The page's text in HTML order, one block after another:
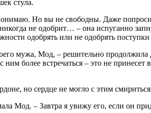
стула.
Но вы не свободны. Даже
не одобрит… – она испуганно
одобрять или не одобрять
мужа, Мод, – решительно продолжила
более встречаться – это не принесет
но сердце не могло с этим
Мод. – Завтра я увижу его, если он